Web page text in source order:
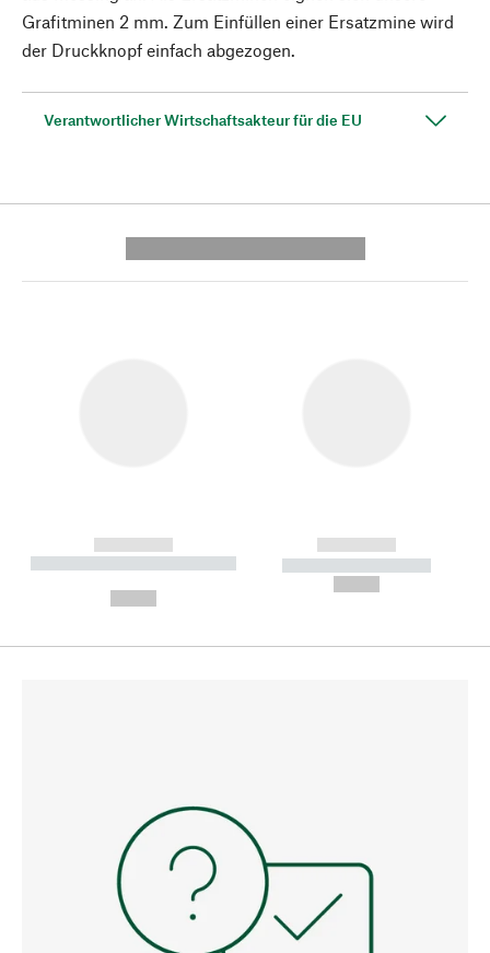
Grafitminen 2 mm. Zum Einfüllen einer Ersatzmine wird
der Druckknopf einfach abgezogen.
Verantwortlicher Wirtschaftsakteur für die EU
------------
----------- ----------- --------
------------
----------- -----------